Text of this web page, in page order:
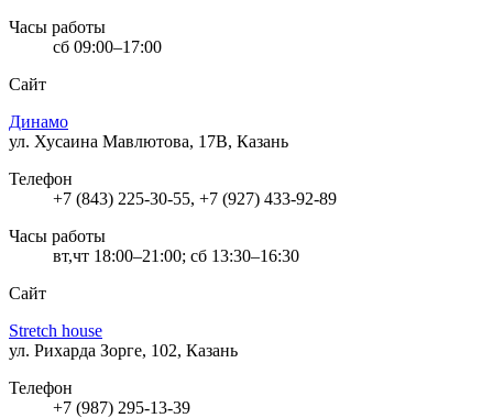
Часы работы
сб 09:00–17:00
Сайт
Динамо
ул. Хусаина Мавлютова, 17В, Казань
Телефон
+7 (843) 225-30-55, +7 (927) 433-92-89
Часы работы
вт,чт 18:00–21:00; сб 13:30–16:30
Сайт
Stretch house
ул. Рихарда Зорге, 102, Казань
Телефон
+7 (987) 295-13-39